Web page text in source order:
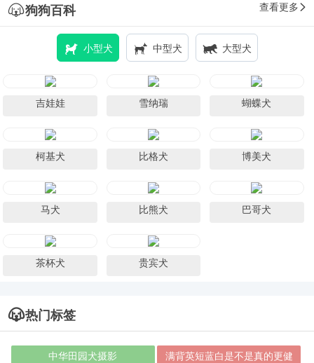
狗狗百科 查看更多
小型犬 中型犬 大型犬
吉娃娃 雪纳瑞 蝴蝶犬
柯基犬 比格犬 博美犬
马犬 比熊犬 巴哥犬
茶杯犬 贵宾犬
热门标签
中华田园犬摄影
满背英短蓝白是不是真的更健